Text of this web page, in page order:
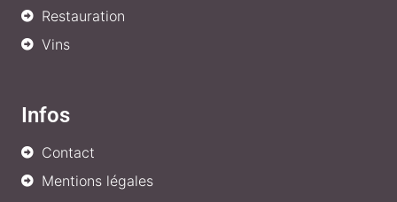
Restauration
Vins
Infos
Contact
Mentions légales